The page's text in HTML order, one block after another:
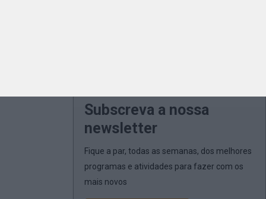
Subscreva a nossa
newsletter
Fique a par, todas as semanas, dos melhores
programas e atividades para fazer com os
mais novos